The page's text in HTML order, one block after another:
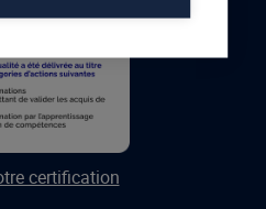
certification